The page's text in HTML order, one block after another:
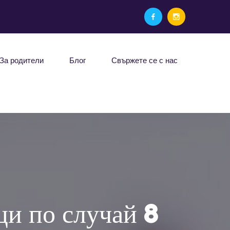
За родители Блог Свържете се с нас
по случай 8